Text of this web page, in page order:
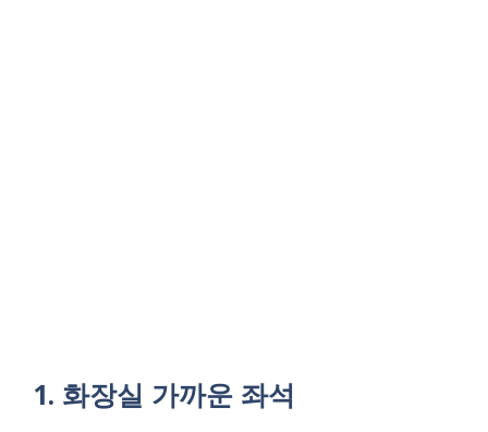
1. 화장실 가까운 좌석